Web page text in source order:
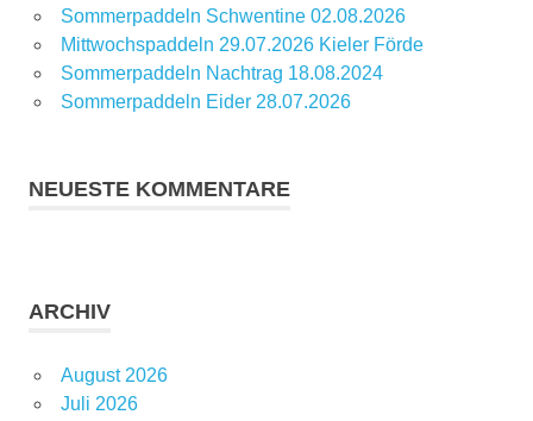
Sommerpaddeln Schwentine 02.08.2026
Mittwochspaddeln 29.07.2026 Kieler Förde
Sommerpaddeln Nachtrag 18.08.2024
Sommerpaddeln Eider 28.07.2026
NEUESTE KOMMENTARE
ARCHIV
August 2026
Juli 2026